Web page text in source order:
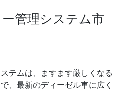
管理システム市
テムは、ますます厳しくなる
、最新のディーゼル車に広く